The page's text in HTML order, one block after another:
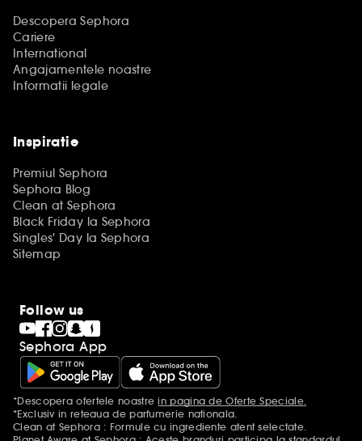
Descopera Sephora
Cariere
International
Angajamentele noastre
Informatii legale
Inspiratie
Premiul Sephora
Sephora Blog
Clean at Sephora
Black Friday la Sephora
Singles' Day la Sephora
Sitemap
Follow us
Sephora App
Mentiuni aditionale
*Descopera ofertele noastrein pagina de Oferte Speciale.
*Exclusiv in reteaua de parfumerie nationala.
Clean at Sephora : Formule cu ingrediente atent selectate.